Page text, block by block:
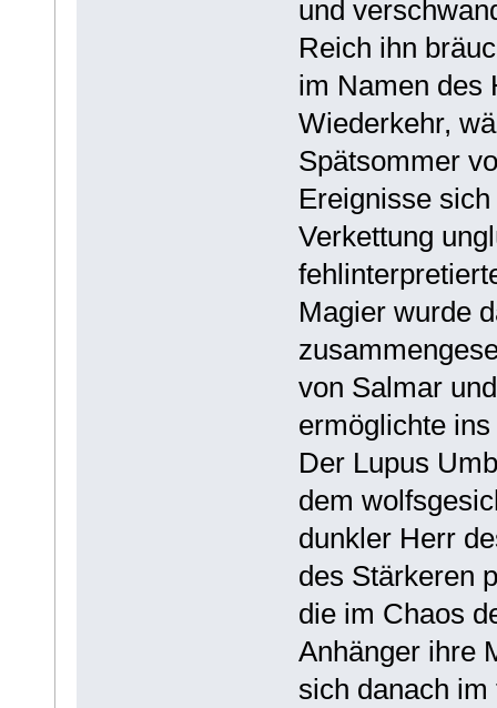
und
Reich ihn
im Namen des
Wiederkehr,
Spätsommer
Ereignisse
Verkettung
Magier wurde
von Salmar
ermöglichte
Der Lupus
dem
dunkler Herr
des Stärkeren
die im Chaos
Anhänger ihre
sich danach